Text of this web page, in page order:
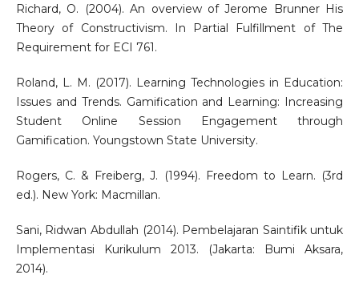
Richard, O. (2004). An overview of Jerome Brunner His
Theory of Constructivism. In Partial Fulfillment of The
Requirement for ECI 761.
Roland, L. M. (2017). Learning Technologies in Education:
Issues and Trends. Gamification and Learning: Increasing
Student Online Session Engagement through
Gamification. Youngstown State University.
Rogers, C. & Freiberg, J. (1994). Freedom to Learn. (3rd
ed.). New York: Macmillan.
Sani, Ridwan Abdullah (2014). Pembelajaran Saintifik untuk
Implementasi Kurikulum 2013. (Jakarta: Bumi Aksara,
2014).